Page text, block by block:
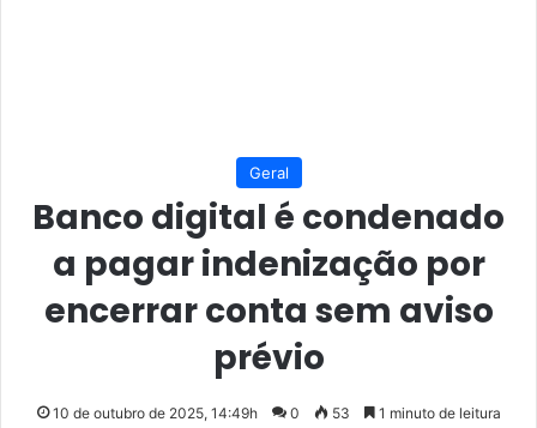
Geral
Banco digital é condenado
a pagar indenização por
encerrar conta sem aviso
prévio
10 de outubro de 2025, 14:49h 0 53 1 minuto de leitura